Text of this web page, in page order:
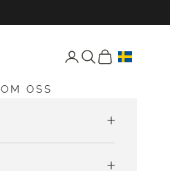
Öppna konto-sida
Öppen sökning
Öppna vagnen
OM OSS